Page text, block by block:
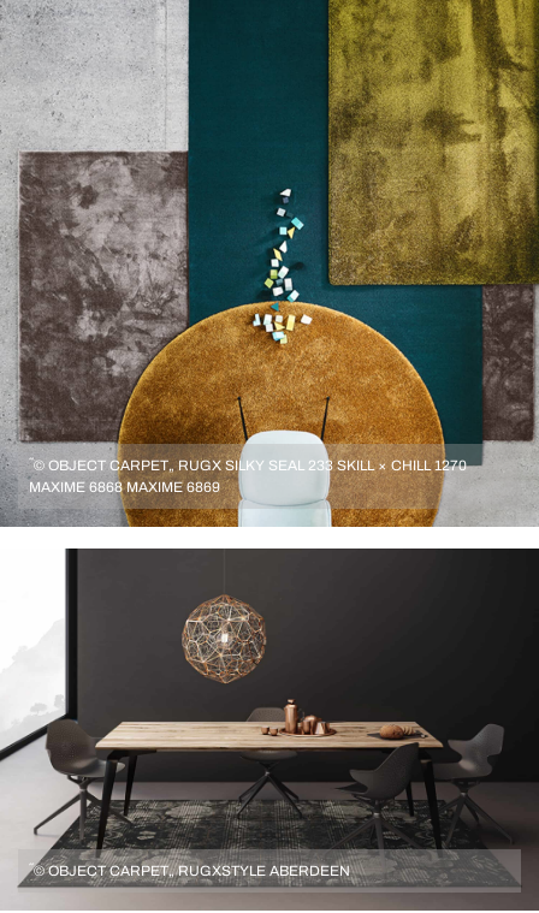
´´© OBJECT CARPET„ RUGX SILKY SEAL 233 SKILL × CHILL 1270
MAXIME 6868 MAXIME 6869
´´© OBJECT CARPET„ RUGXSTYLE ABERDEEN